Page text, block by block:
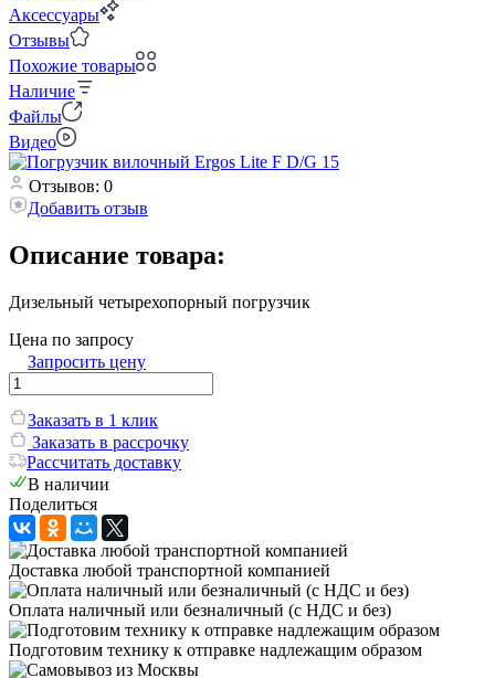
Аксессуары
Отзывы
Похожие товары
Наличие
Файлы
Видео
Отзывов: 0
Добавить отзыв
Описание товара:
Дизельный четырехопорный погрузчик
Цена по запросу
Запросить цену
Заказать в 1 клик
Заказать в рассрочку
Рассчитать доставку
В наличии
Поделиться
Доставка любой транспортной компанией
Оплата наличный или безналичный (с НДС и без)
Подготовим технику к отправке надлежащим образом